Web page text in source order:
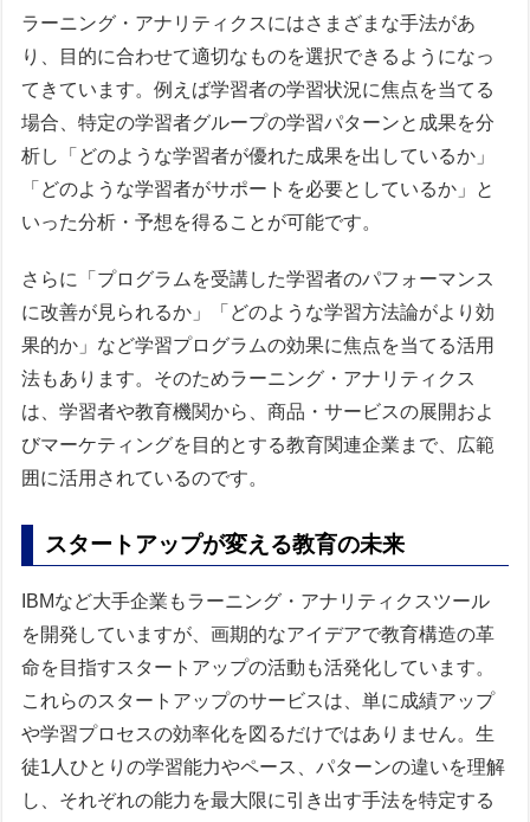
ラーニング・アナリティクスにはさまざまな手法があ
り、目的に合わせて適切なものを選択できるようになっ
てきています。例えば学習者の学習状況に焦点を当てる
場合、特定の学習者グループの学習パターンと成果を分
析し「どのような学習者が優れた成果を出しているか」
「どのような学習者がサポートを必要としているか」と
いった分析・予想を得ることが可能です。
さらに「プログラムを受講した学習者のパフォーマンス
に改善が見られるか」「どのような学習方法論がより効
果的か」など学習プログラムの効果に焦点を当てる活用
法もあります。そのためラーニング・アナリティクス
は、学習者や教育機関から、商品・サービスの展開およ
びマーケティングを目的とする教育関連企業まで、広範
囲に活用されているのです。
スタートアップが変える教育の未来
IBMなど大手企業もラーニング・アナリティクスツール
を開発していますが、画期的なアイデアで教育構造の革
命を目指すスタートアップの活動も活発化しています。
これらのスタートアップのサービスは、単に成績アップ
や学習プロセスの効率化を図るだけではありません。生
徒1人ひとりの学習能力やペース、パターンの違いを理解
し、それぞれの能力を最大限に引き出す手法を特定する